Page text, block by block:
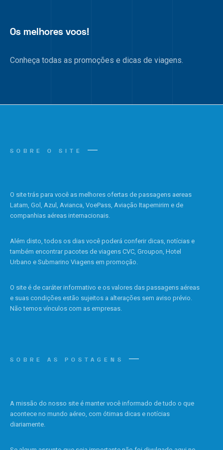
Os melhores voos!
Conheça todas as promoções e dicas de viagens.
SOBRE O SITE
O site trás para você as melhores ofertas de passagens aereas
Latam, Gol, Azul, Avianca, VoePass, Aviação Itapemirim e de
companhias aéreas internacionais.
Além disto, todos os dias você poderá conferir dicas, notícias e
também encontrar pacotes de viagens CVC, Groupon, Hotel
Urbano e Submarino Viagens em promoção.
O site é de caráter informativo e os valores das passagens aéreas
e suas condições estão sujeitos a alterações sem aviso prévio.
Não temos vínculos com as empresas.
SOBRE AS POSTAGENS
A missão do nosso site é manter você informado de tudo o que
acontece no mundo aéreo, com ótimas dicas e notícias
diariamente.